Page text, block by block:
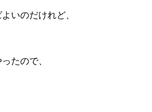
いのだけれど、
たので、